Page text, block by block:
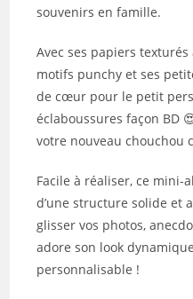
souvenirs en famille.
Avec ses papiers
motifs punchy et ses
de cœur pour le petit
éclaboussures façon BD
votre nouveau chouchou
Facile à réaliser, ce mini-
d’une structure solide et
glisser vos photos,
adore son look
personnalisable !